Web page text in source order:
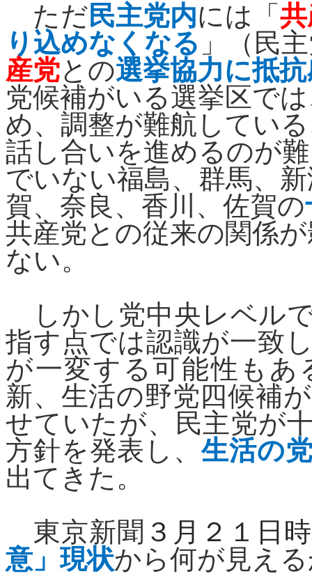
ただ民主党内には「
り込めなくなる 」（民
産党との選挙協力に抵
党候補がいる選挙区で
め、調整が難航してい
話し合いを進めるのが
でいない福島、群馬、
賀、奈良、香川、佐賀の
共産党との従来の関係
ない。
しかし党中央レベル
指す点では認識が一致
が一変する可能性もあ
新、生活の野党四候補
せていたが、民主党が
方針を発表し、生活の
出てきた。
東京新聞 ３月２１日
意」現状から何が見え